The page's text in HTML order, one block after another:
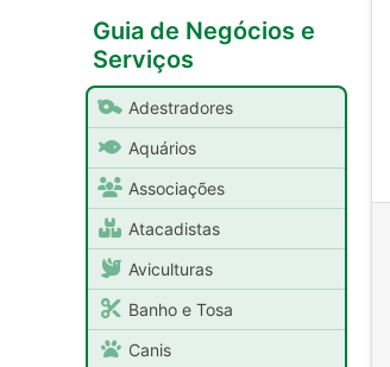
Guia de Negócios e
Serviços
Adestradores
Aquários
Associações
Atacadistas
Aviculturas
Banho e Tosa
Canis